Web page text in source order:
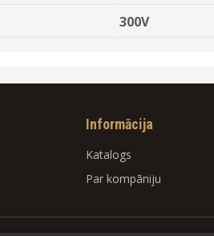
300V
Informācija
Katalogs
Par kompāniju